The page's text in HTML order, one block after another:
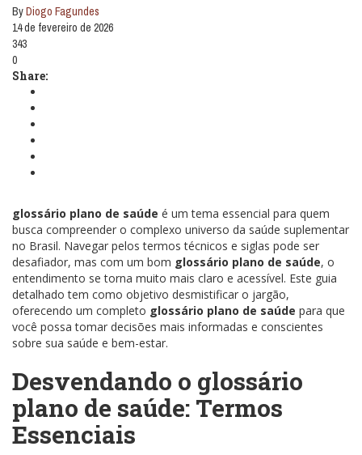
ByDiogo Fagundes
14 de fevereiro de 2026
343
0
Share:
glossário plano de saúde é um tema essencial para quem
busca compreender o complexo universo da saúde suplementar
no Brasil. Navegar pelos termos técnicos e siglas pode ser
desafiador, mas com um bom glossário plano de saúde, o
entendimento se torna muito mais claro e acessível. Este guia
detalhado tem como objetivo desmistificar o jargão,
oferecendo um completo glossário plano de saúde para que
você possa tomar decisões mais informadas e conscientes
sobre sua saúde e bem-estar.
Desvendando o glossário
plano de saúde: Termos
Essenciais